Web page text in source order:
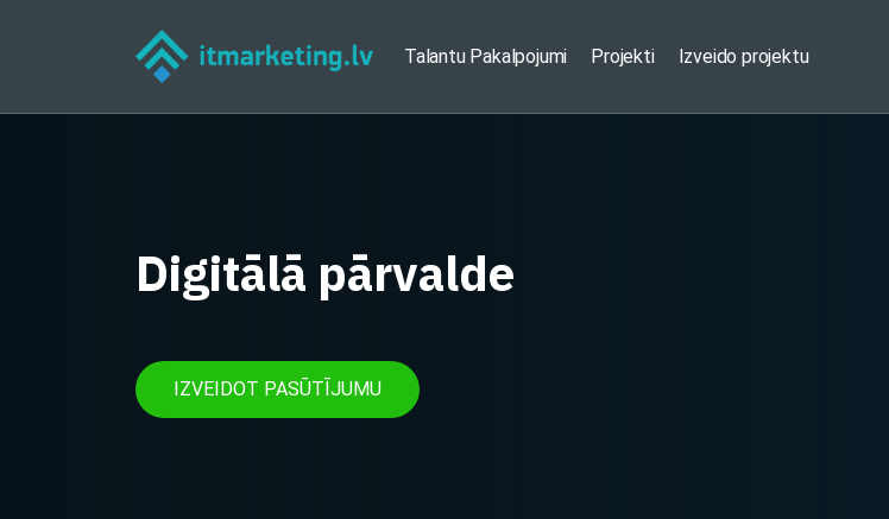
Talantu Pakalpojumi Projekti Izveido projektu
Digitālā pārvalde
IZVEIDOT PASŪTĪJUMU